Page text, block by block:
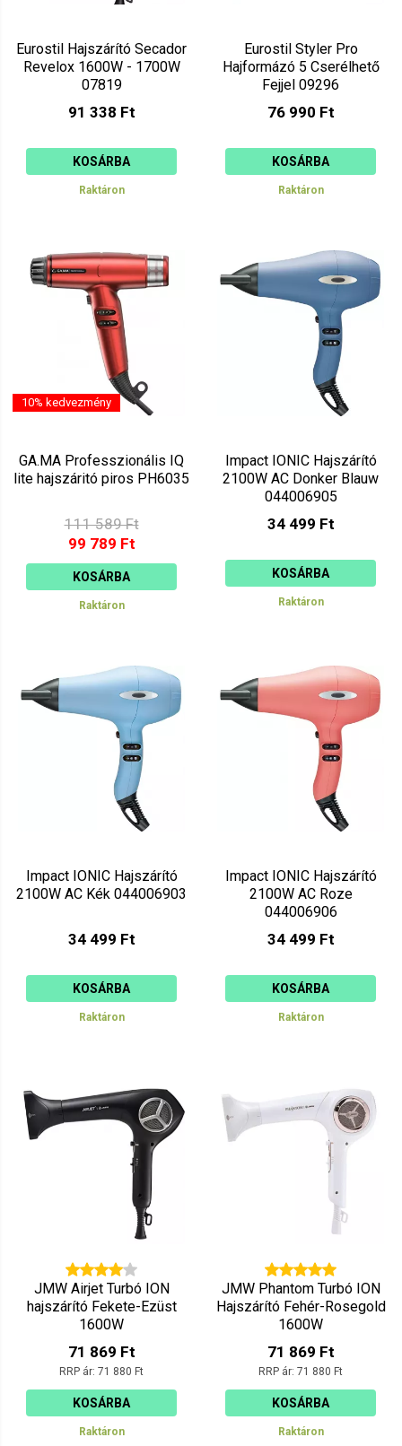
Eurostil Hajszárító Secador
Revelox 1600W - 1700W
07819
91 338 Ft
KOSÁRBA
Raktáron
Eurostil Styler Pro
Hajformázó 5 Cserélhető
Fejjel 09296
76 990 Ft
KOSÁRBA
Raktáron
10% kedvezmény
GA.MA Professzionális IQ
lite hajszáritó piros PH6035
111 589 Ft
99 789 Ft
KOSÁRBA
Raktáron
Impact IONIC Hajszárító
2100W AC Donker Blauw
044006905
34 499 Ft
KOSÁRBA
Raktáron
Impact IONIC Hajszárító
2100W AC Kék 044006903
34 499 Ft
KOSÁRBA
Raktáron
Impact IONIC Hajszárító
2100W AC Roze
044006906
34 499 Ft
KOSÁRBA
Raktáron
JMW Airjet Turbó ION
hajszárító Fekete-Ezüst
1600W
71 869 Ft
RRP ár: 71 880 Ft
KOSÁRBA
Raktáron
JMW Phantom Turbó ION
Hajszárító Fehér-Rosegold
1600W
71 869 Ft
RRP ár: 71 880 Ft
KOSÁRBA
Raktáron